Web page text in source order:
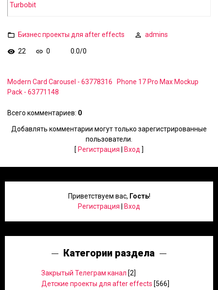
Turbobit
Бизнес проекты для after effects admins
22 0 0.0/0
Modern Card Carousel - 63778316
Phone 17 Pro Max Mockup
Pack - 63771148
Всего комментариев: 0
Добавлять комментарии могут только зарегистрированные
пользователи.
[ Регистрация Вход ]
Приветствуем вас, Гость!
Регистрация
Вход
Категории раздела
Закрытый Телеграм канал [2]
Детские проекты для after effects [566]